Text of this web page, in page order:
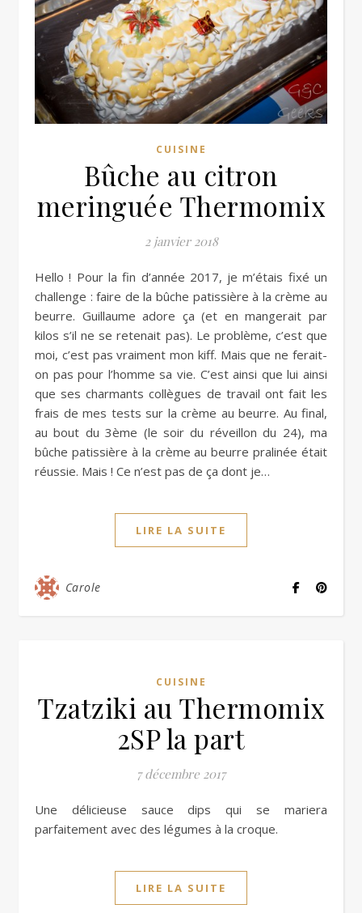
CUISINE
Bûche au citron
meringuée Thermomix
2 janvier 2018
Hello ! Pour la fin d’année 2017, je m’étais fixé un
challenge : faire de la bûche patissière à la crème au
beurre. Guillaume adore ça (et en mangerait par
kilos s’il ne se retenait pas). Le problème, c’est que
moi, c’est pas vraiment mon kiff. Mais que ne ferait-
on pas pour l’homme sa vie. C’est ainsi que lui ainsi
que ses charmants collègues de travail ont fait les
frais de mes tests sur la crème au beurre. Au final,
au bout du 3ème (le soir du réveillon du 24), ma
bûche patissière à la crème au beurre pralinée était
réussie. Mais ! Ce n’est pas de ça dont je…
LIRE LA SUITE
Carole
CUISINE
Tzatziki au Thermomix
2SP la part
7 décembre 2017
Une délicieuse sauce dips qui se mariera
parfaitement avec des légumes à la croque.
LIRE LA SUITE